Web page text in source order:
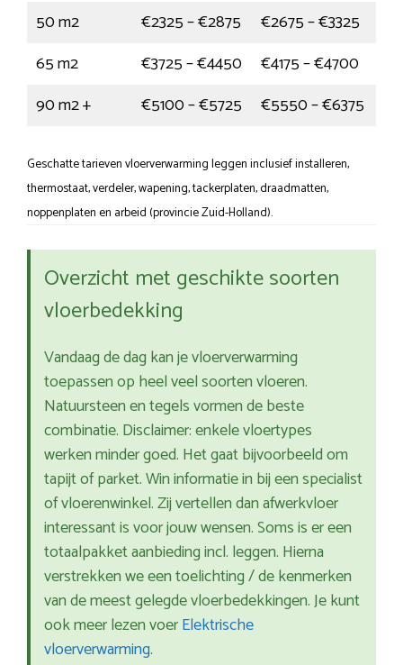
50 m2
€2325 – €2875
€2675 – €3325
65 m2
€3725 – €4450
€4175 – €4700
90 m2 +
€5100 – €5725 €5550 – €6375
Geschatte tarieven vloerverwarming leggen inclusief installeren,
thermostaat, verdeler, wapening, tackerplaten, draadmatten,
noppenplaten en arbeid (provincie Zuid-Holland).
Overzicht met geschikte soorten
vloerbedekking
Vandaag de dag kan je vloerverwarming
toepassen op heel veel soorten vloeren.
Natuursteen en tegels vormen de beste
combinatie. Disclaimer: enkele vloertypes
werken minder goed. Het gaat bijvoorbeeld om
tapijt of parket. Win informatie in bij een specialist
of vloerenwinkel. Zij vertellen dan afwerkvloer
interessant is voor jouw wensen. Soms is er een
totaalpakket aanbieding incl. leggen. Hierna
verstrekken we een toelichting / de kenmerken
van de meest gelegde vloerbedekkingen. Je kunt
ook meer lezen voerElektrische
vloerverwarming.